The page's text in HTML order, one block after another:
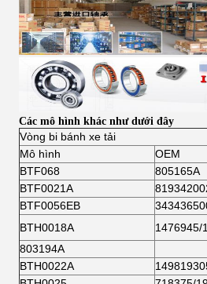
Các mô hình khác như dưới đây
Vòng bi bánh xe tải
Mô hình
OEM
BTF068
805165A
BTF0021A
BTF0056EB
BTH0018A
1476945/
803194A
BTH0022A